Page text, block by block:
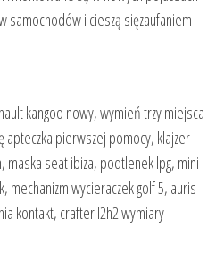
samochodów i cieszą sięzaufaniem
kangoo nowy, wymień trzy miejsca
apteczka pierwszej pomocy, klajzer
maska seat ibiza, podtlenek lpg, mini
mechanizm wycieraczek golf 5, auris
kontakt, crafter l2h2 wymiary